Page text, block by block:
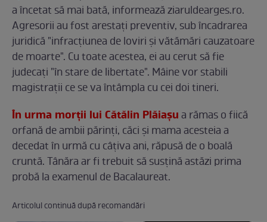
a încetat să mai bată, informează ziaruldearges.ro.
Agresorii au fost arestaţi preventiv, sub încadrarea
juridică "infracţiunea de loviri şi vătămări cauzatoare
de moarte". Cu toate acestea, ei au cerut să fie
judecaţi "în stare de libertate". Mâine vor stabili
magistraţii ce se va întâmpla cu cei doi tineri.
În urma morții lui Cătălin Plăiașua rămas o fiică
orfană de ambii părinți, căci și mama acesteia a
decedat în urmă cu câțiva ani, răpusă de o boală
cruntă. Tânăra ar fi trebuit să susțină astăzi prima
probă la examenul de Bacalaureat.
Articolul continuă după recomandări